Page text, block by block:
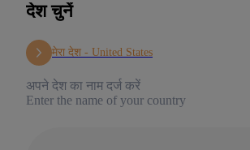
देश चुनें
मेरा देश - United States
अपने देश का नाम दर्ज करें
Enter the name of your country